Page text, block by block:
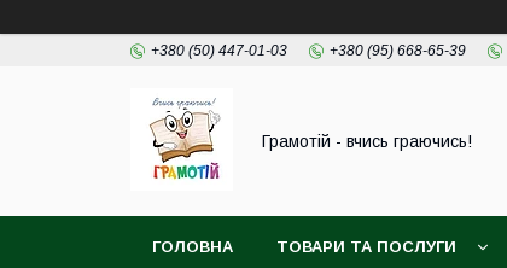
+380 (50) 447-01-03 +380 (95) 668-65-39
Грамотій - вчись граючись!
ГОЛОВНА ТОВАРИ ТА ПОСЛУГИ